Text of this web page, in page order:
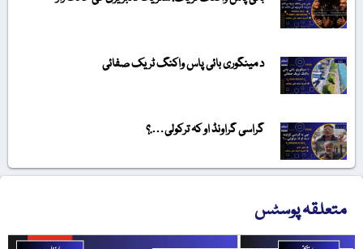
د مینگوری بائی پاس واکنگ ٹریک صفائی
گراسی گراونڈ او کہ ترکولی….؟
پوسٹس